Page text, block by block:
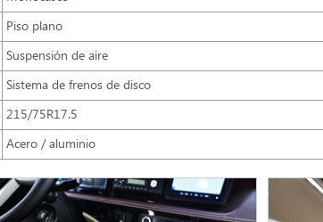
Piso plano
Suspensión de aire
Sistema de frenos de disco
215/75R17.5
Acero / aluminio